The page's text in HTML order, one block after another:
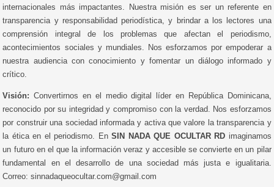
internacionales más impactantes. Nuestra misión es ser un referente en
transparencia y responsabilidad periodística, y brindar a los lectores una
comprensión integral de los problemas que afectan el periodismo,
acontecimientos sociales y mundiales. Nos esforzamos por empoderar a
nuestra audiencia con conocimiento y fomentar un diálogo informado y
crítico.
Visión: Convertirnos en el medio digital líder en República Dominicana,
reconocido por su integridad y compromiso con la verdad. Nos esforzamos
por construir una sociedad informada y activa que valore la transparencia y
la ética en el periodismo. EnSIN NADA QUE OCULTAR RD imaginamos
un futuro en el que la información veraz y accesible se convierte en un pilar
fundamental en el desarrollo de una sociedad más justa e igualitaria.
Correo: sinnadaqueocultar.com@gmail.com